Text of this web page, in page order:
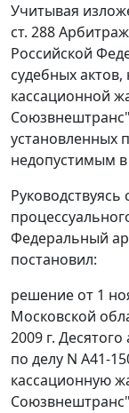
Учитывая
ст. 288
Российской
судебных
кассационной
установленных
недопустимым в
Руководствуясь
Федеральный
постановил:
решение от 1
Московской
2009 г.
по делу N А41-
кассационную